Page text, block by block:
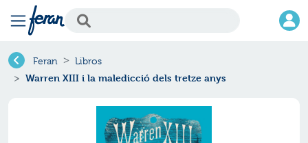
Feran Libros
Warren XIII i la maledicció dels tretze anys